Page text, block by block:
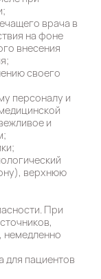
врача в
на фоне
внесения
своего
персоналу и
и
верхнюю
При
немедленно
для пациентов